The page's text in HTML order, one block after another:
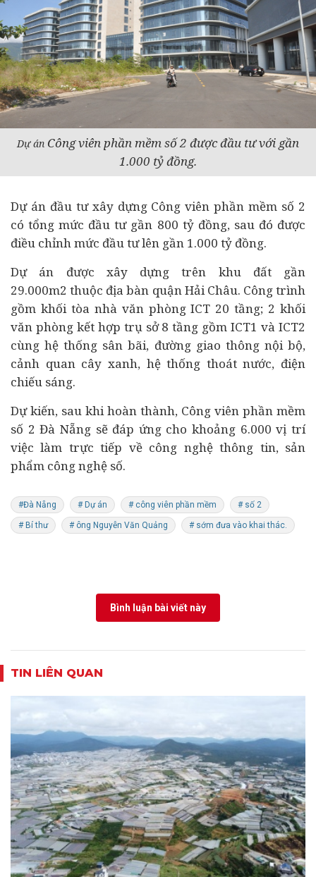
Dự án Công viên phần mềm số 2 được đầu tư với gần
1.000 tỷ đồng.
Dự án đầu tư xây dựng Công viên phần mềm số 2
có tổng mức đầu tư gần 800 tỷ đồng, sau đó được
điều chỉnh mức đầu tư lên gần 1.000 tỷ đồng.
Dự án được xây dựng trên khu đất gần
29.000m2 thuộc địa bàn quận Hải Châu. Công trình
gồm khối tòa nhà văn phòng ICT 20 tầng; 2 khối
văn phòng kết hợp trụ sở 8 tầng gồm ICT1 và ICT2
cùng hệ thống sân bãi, đường giao thông nội bộ,
cảnh quan cây xanh, hệ thống thoát nước, điện
chiếu sáng.
Dự kiến, sau khi hoàn thành, Công viên phần mềm
số 2 Đà Nẵng sẽ đáp ứng cho khoảng 6.000 vị trí
việc làm trực tiếp về công nghệ thông tin, sản
phẩm công nghệ số.
#Đà Nẵng # Dự án # công viên phần mềm # số 2
# Bí thư # ông Nguyễn Văn Quảng # sớm đưa vào khai thác.
Bình luận bài viết này
TIN LIÊN QUAN